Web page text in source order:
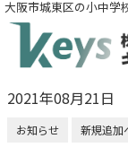
大阪市城東区の小中学
2021年08月21日
お知らせ 新規追加